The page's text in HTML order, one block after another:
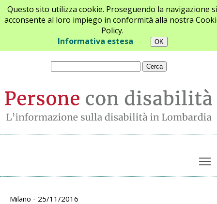
Questo sito utilizza cookie. Proseguendo la navigazione si
acconsente al loro impiego in conformità alla nostra
Policy.
Informativa estesa
Chi siamo Newsletter Contatti
Archivio appuntamenti
Milano - 25/11/2016